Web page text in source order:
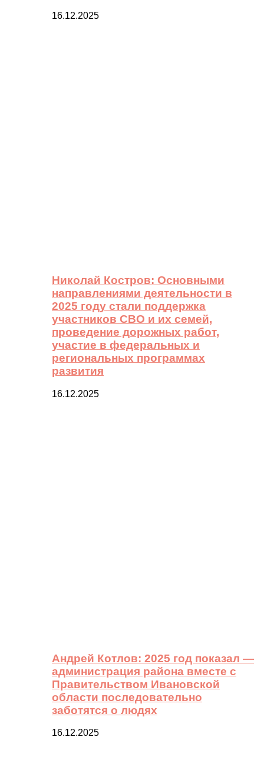
16.12.2025
Николай Костров: Основными
направлениями деятельности в
2025 году стали поддержка
участников СВО и их семей,
проведение дорожных работ,
участие в федеральных и
региональных программах
развития
16.12.2025
Андрей Котлов: 2025 год показал —
администрация района вместе с
Правительством Ивановской
области последовательно
заботятся о людях
16.12.2025